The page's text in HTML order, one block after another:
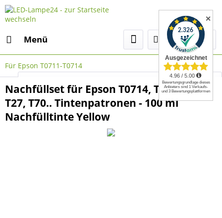
Menü
Select Language▼
Für Epson T0711-T0714
Nachfüllset für Epson T0714, T12, T16,
T27, T70.. Tintenpatronen - 100 ml
Nachfülltinte Yellow
✕